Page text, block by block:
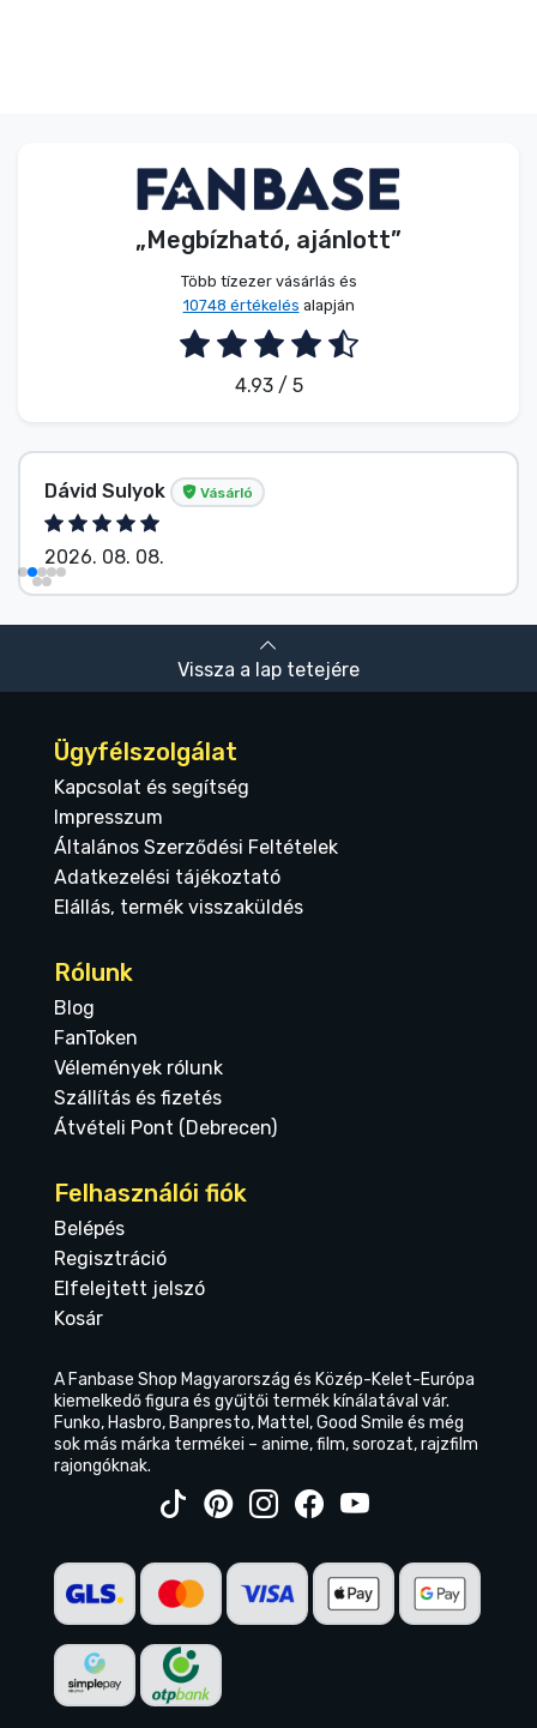
„Megbízható, ajánlott”
Több tízezer vásárlás és
10748 értékelés alapján
4.93 / 5
Dávid Sulyok Vásárló
2026. 08. 08.
Vissza a lap tetejére
Ügyfélszolgálat
Kapcsolat és segítség
Impresszum
Általános Szerződési Feltételek
Adatkezelési tájékoztató
Elállás, termék visszaküldés
Rólunk
Blog
FanToken
Vélemények rólunk
Szállítás és fizetés
Átvételi Pont (Debrecen)
Felhasználói fiók
Belépés
Regisztráció
Elfelejtett jelszó
Kosár
A Fanbase Shop Magyarország és Közép-Kelet-Európa
kiemelkedő figura és gyűjtői termék kínálatával vár.
Funko, Hasbro, Banpresto, Mattel, Good Smile és még
sok más márka termékei – anime, film, sorozat, rajzfilm
rajongóknak.
Terméktípusok